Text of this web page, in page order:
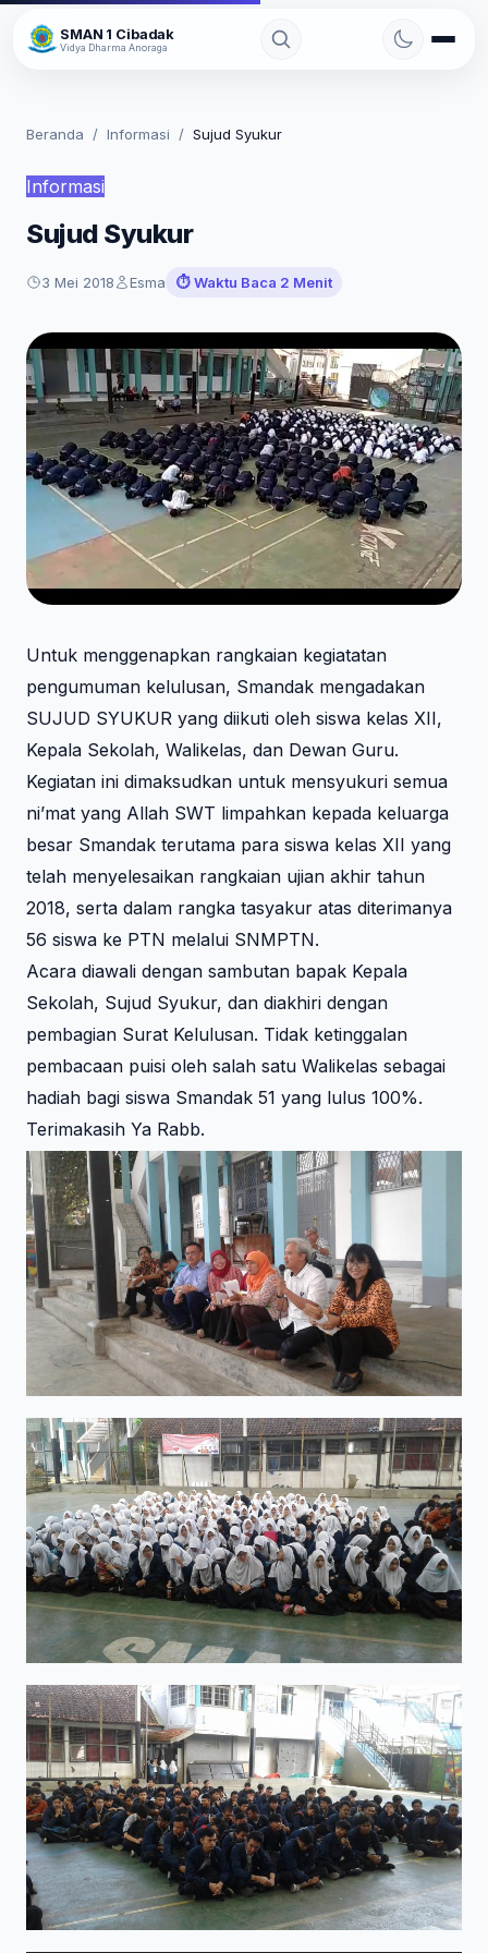
SMAN 1 Cibadak
Vidya Dharma Anoraga
Beranda / Informasi / Sujud Syukur
Informasi
Sujud Syukur
3 Mei 2018 Esma ⏱️ Waktu Baca 2 Menit
Untuk menggenapkan rangkaian kegiatatan
pengumuman kelulusan, Smandak mengadakan
SUJUD SYUKUR yang diikuti oleh siswa kelas XII,
Kepala Sekolah, Walikelas, dan Dewan Guru.
Kegiatan ini dimaksudkan untuk mensyukuri semua
ni’mat yang Allah SWT limpahkan kepada keluarga
besar Smandak terutama para siswa kelas XII yang
telah menyelesaikan rangkaian ujian akhir tahun
2018, serta dalam rangka tasyakur atas diterimanya
56 siswa ke PTN melalui SNMPTN.
Acara diawali dengan sambutan bapak Kepala
Sekolah, Sujud Syukur, dan diakhiri dengan
pembagian Surat Kelulusan. Tidak ketinggalan
pembacaan puisi oleh salah satu Walikelas sebagai
hadiah bagi siswa Smandak 51 yang lulus 100%.
Terimakasih Ya Rabb.